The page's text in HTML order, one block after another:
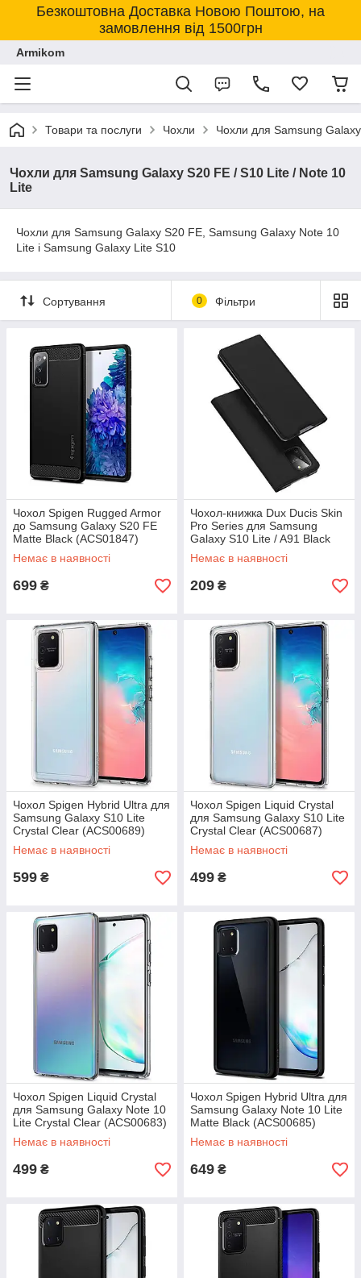
Безкоштовна Доставка Новою Поштою, на
замовлення від 1500грн
Armikom
Товари та послуги Чохли Чохли для Samsung Galaxy
Чохли для Samsung Galaxy S20 FE / S10 Lite / Note 10
Lite
Чохли для Samsung Galaxy S20 FE, Samsung Galaxy Note 10
Lite і Samsung Galaxy Lite S10
Сортування 0 Фільтри
Чохол Spigen Rugged Armor
до Samsung Galaxy S20 FE
Matte Black (ACS01847)
Немає в наявності
699 ₴
Чохол-книжка Dux Ducis Skin
Pro Series для Samsung
Galaxy S10 Lite / A91 Black
Немає в наявності
209 ₴
Чохол Spigen Hybrid Ultra для
Samsung Galaxy S10 Lite
Crystal Clear (ACS00689)
Немає в наявності
599 ₴
Чохол Spigen Liquid Crystal
для Samsung Galaxy S10 Lite
Crystal Clear (ACS00687)
Немає в наявності
499 ₴
Чохол Spigen Liquid Crystal
для Samsung Galaxy Note 10
Lite Crystal Clear (ACS00683)
Немає в наявності
499 ₴
Чохол Spigen Hybrid Ultra для
Samsung Galaxy Note 10 Lite
Matte Black (ACS00685)
Немає в наявності
649 ₴